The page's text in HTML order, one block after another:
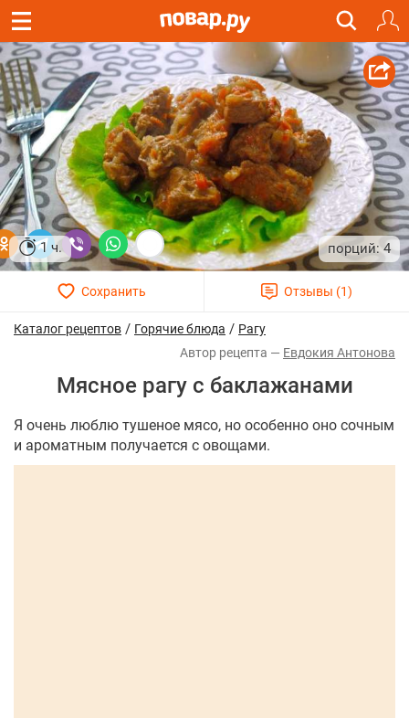
1 ч. 4
Каталог рецептов / Горячие блюда / Рагу
Евдокия Антонова
Мясное рагу с баклажанами
Я очень люблю тушеное мясо, но особенно оно сочным
и ароматным получается с овощами.